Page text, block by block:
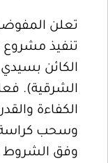
تعلن
تنفيذ مشروع
الكائن
الشرقية).
الكفاءة
وسحب كراسة
وفق الشروط